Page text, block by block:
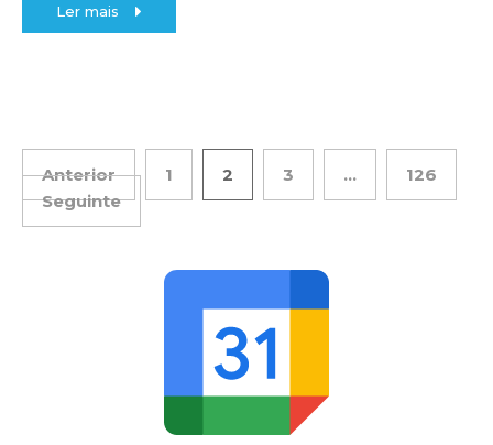
Ler mais
Anterior 1 2 3 …
126
Seguinte